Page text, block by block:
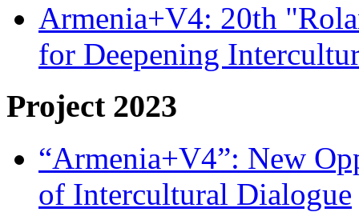
Armenia+V4: 20th
for Deepening
Project 2023
“Armenia+V4”: New
of Intercultural Dialogue